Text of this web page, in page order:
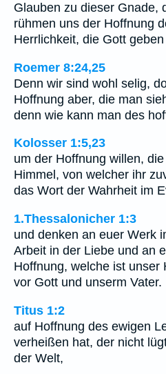
Glauben zu dieser Gnade,
rühmen uns der Hoffnung
Herrlichkeit, die Gott
Roemer 8:24,25
Denn wir sind wohl selig,
Hoffnung aber, die man
denn wie kann man des
Kolosser 1:5,23
um der Hoffnung willen,
Himmel, von welcher ihr
das Wort der Wahrheit im
1.Thessalonicher 1:3
und denken an euer Werk
Arbeit in der Liebe und an
Hoffnung, welche ist unser
vor Gott und unserm Vater.
Titus 1:2
auf Hoffnung des ewigen
verheißen hat, der nicht
der Welt,